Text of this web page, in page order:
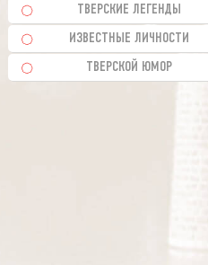
ТВЕРСКИЕ ЛЕГЕНДЫ
ИЗВЕСТНЫЕ ЛИЧНОСТИ
ТВЕРСКОЙ ЮМОР